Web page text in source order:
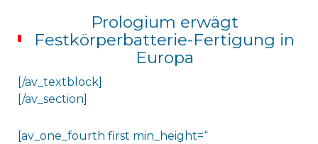
Prologium erwägt
Festkörperbatterie-Fertigung in
Europa
[/av_textblock]
[/av_section]
[av_one_fourth first min_height=“